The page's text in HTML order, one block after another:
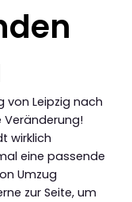
von Leipzig nach
Veränderung!
wirklich
eine passende
Umzug
zur Seite, um